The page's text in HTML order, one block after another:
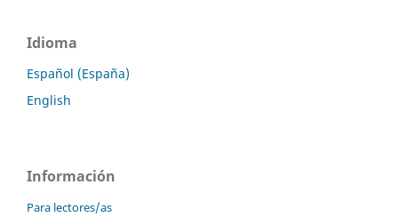
Idioma
Español (España)
English
Información
Para lectores/as